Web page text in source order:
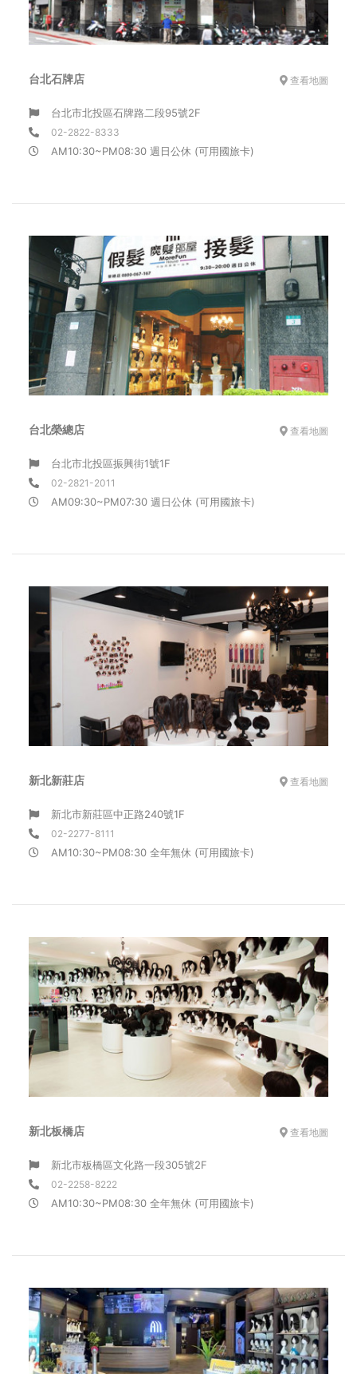
台北石牌店 查看地圖
台北市北投區石牌路二段95號2F
02-2822-8333
AM10:30~PM08:30 週日公休 (可用國旅卡)
台北榮總店 查看地圖
台北市北投區振興街1號1F
02-2821-2011
AM09:30~PM07:30 週日公休 (可用國旅卡)
新北新莊店 查看地圖
新北市新莊區中正路240號1F
02-2277-8111
AM10:30~PM08:30 全年無休 (可用國旅卡)
新北板橋店 查看地圖
新北市板橋區文化路一段305號2F
02-2258-8222
AM10:30~PM08:30 全年無休 (可用國旅卡)